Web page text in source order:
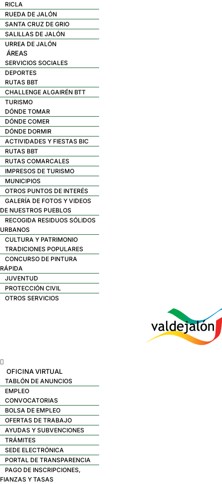
RICLA
RUEDA DE JALÓN
SANTA CRUZ DE GRIO
SALILLAS DE JALÓN
URREA DE JALÓN
ÁREAS
SERVICIOS SOCIALES
DEPORTES
RUTAS BBT
CHALLENGE ALGAIRÉN BTT
TURISMO
DÓNDE TOMAR
DÓNDE COMER
DÓNDE DORMIR
ACTIVIDADES Y FIESTAS BIC
RUTAS BBT
RUTAS COMARCALES
IMPRESOS DE TURISMO
MUNICIPIOS
OTROS PUNTOS DE INTERÉS
GALERÍA DE FOTOS Y VIDEOS
DE NUESTROS PUEBLOS
RECOGIDA RESIDUOS SÓLIDOS
URBANOS
CULTURA Y PATRIMONIO
TRADICIONES POPULARES
CONCURSO DE PINTURA
RÁPIDA
JUVENTUD
PROTECCIÓN CIVIL
OTROS SERVICIOS
Menú
OFICINA VIRTUAL
TABLÓN DE ANUNCIOS
EMPLEO
CONVOCATORIAS
BOLSA DE EMPLEO
OFERTAS DE TRABAJO
AYUDAS Y SUBVENCIONES
TRÁMITES
SEDE ELECTRÓNICA
PORTAL DE TRANSPARENCIA
PAGO DE INSCRIPCIONES,
FIANZAS Y TASAS